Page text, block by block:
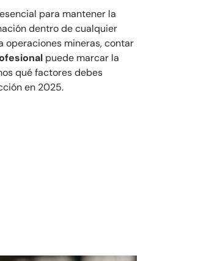
para mantener la
dentro de cualquier
operaciones mineras, contar
puede marcar la
qué factores debes
en 2025.